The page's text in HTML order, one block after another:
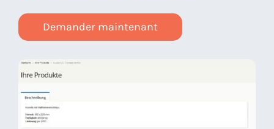
Demander maintenant